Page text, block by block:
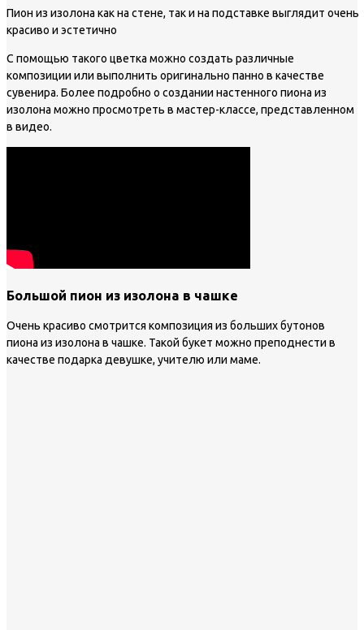
Пион из изолона как на стене, так и на подставке выглядит очень
красиво и эстетично
С помощью такого цветка можно создать различные
композиции или выполнить оригинально панно в качестве
сувенира. Более подробно о создании настенного пиона из
изолона можно просмотреть в мастер-классе, представленном
в видео.
Большой пион из изолона в чашке
Очень красиво смотрится композиция из больших бутонов
пиона из изолона в чашке. Такой букет можно преподнести в
качестве подарка девушке, учителю или маме.